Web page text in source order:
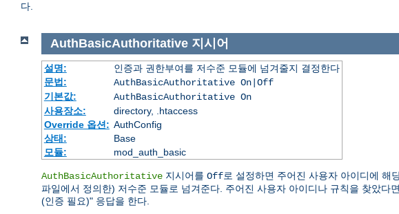
다.
AuthBasicAuthoritative 지시어
설명:
인증과 권한부여를 저수준 모듈에 넘겨줄지 결정한다
문법:
AuthBasicAuthoritative On|Off
기본값:
AuthBasicAuthoritative On
사용장소:
directory, .htaccess
Override 옵션: AuthConfig
상태:
Base
모듈:
mod_auth_basic
AuthBasicAuthoritative 지시어를 Off로 설정하면 주어진 사용자 아이디에 해
파일에서 정의한) 저수준 모듈로 넘겨준다. 주어진 사용자 아이디나 규칙을 찾았
(인증 필요)" 응답을 한다.